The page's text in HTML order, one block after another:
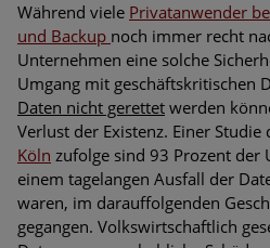
Aktuelle Phishing-Kampagnen
Amazon hat nun reagiert
Fake-Unternehmensprofile auf
Nutzer im Visier der Datendiebe
Cyber Experience Center in
Während viele Privatanwender
und Backup noch immer recht
Unternehmen eine solche
Umgang mit geschäftskritischen
Daten nicht gerettet werden
Verlust der Existenz. Einer Studie
Köln zufolge sind 93 Prozent der
einem tagelangen Ausfall der
waren, im darauffolgenden
gegangen. Volkswirtschaftlich